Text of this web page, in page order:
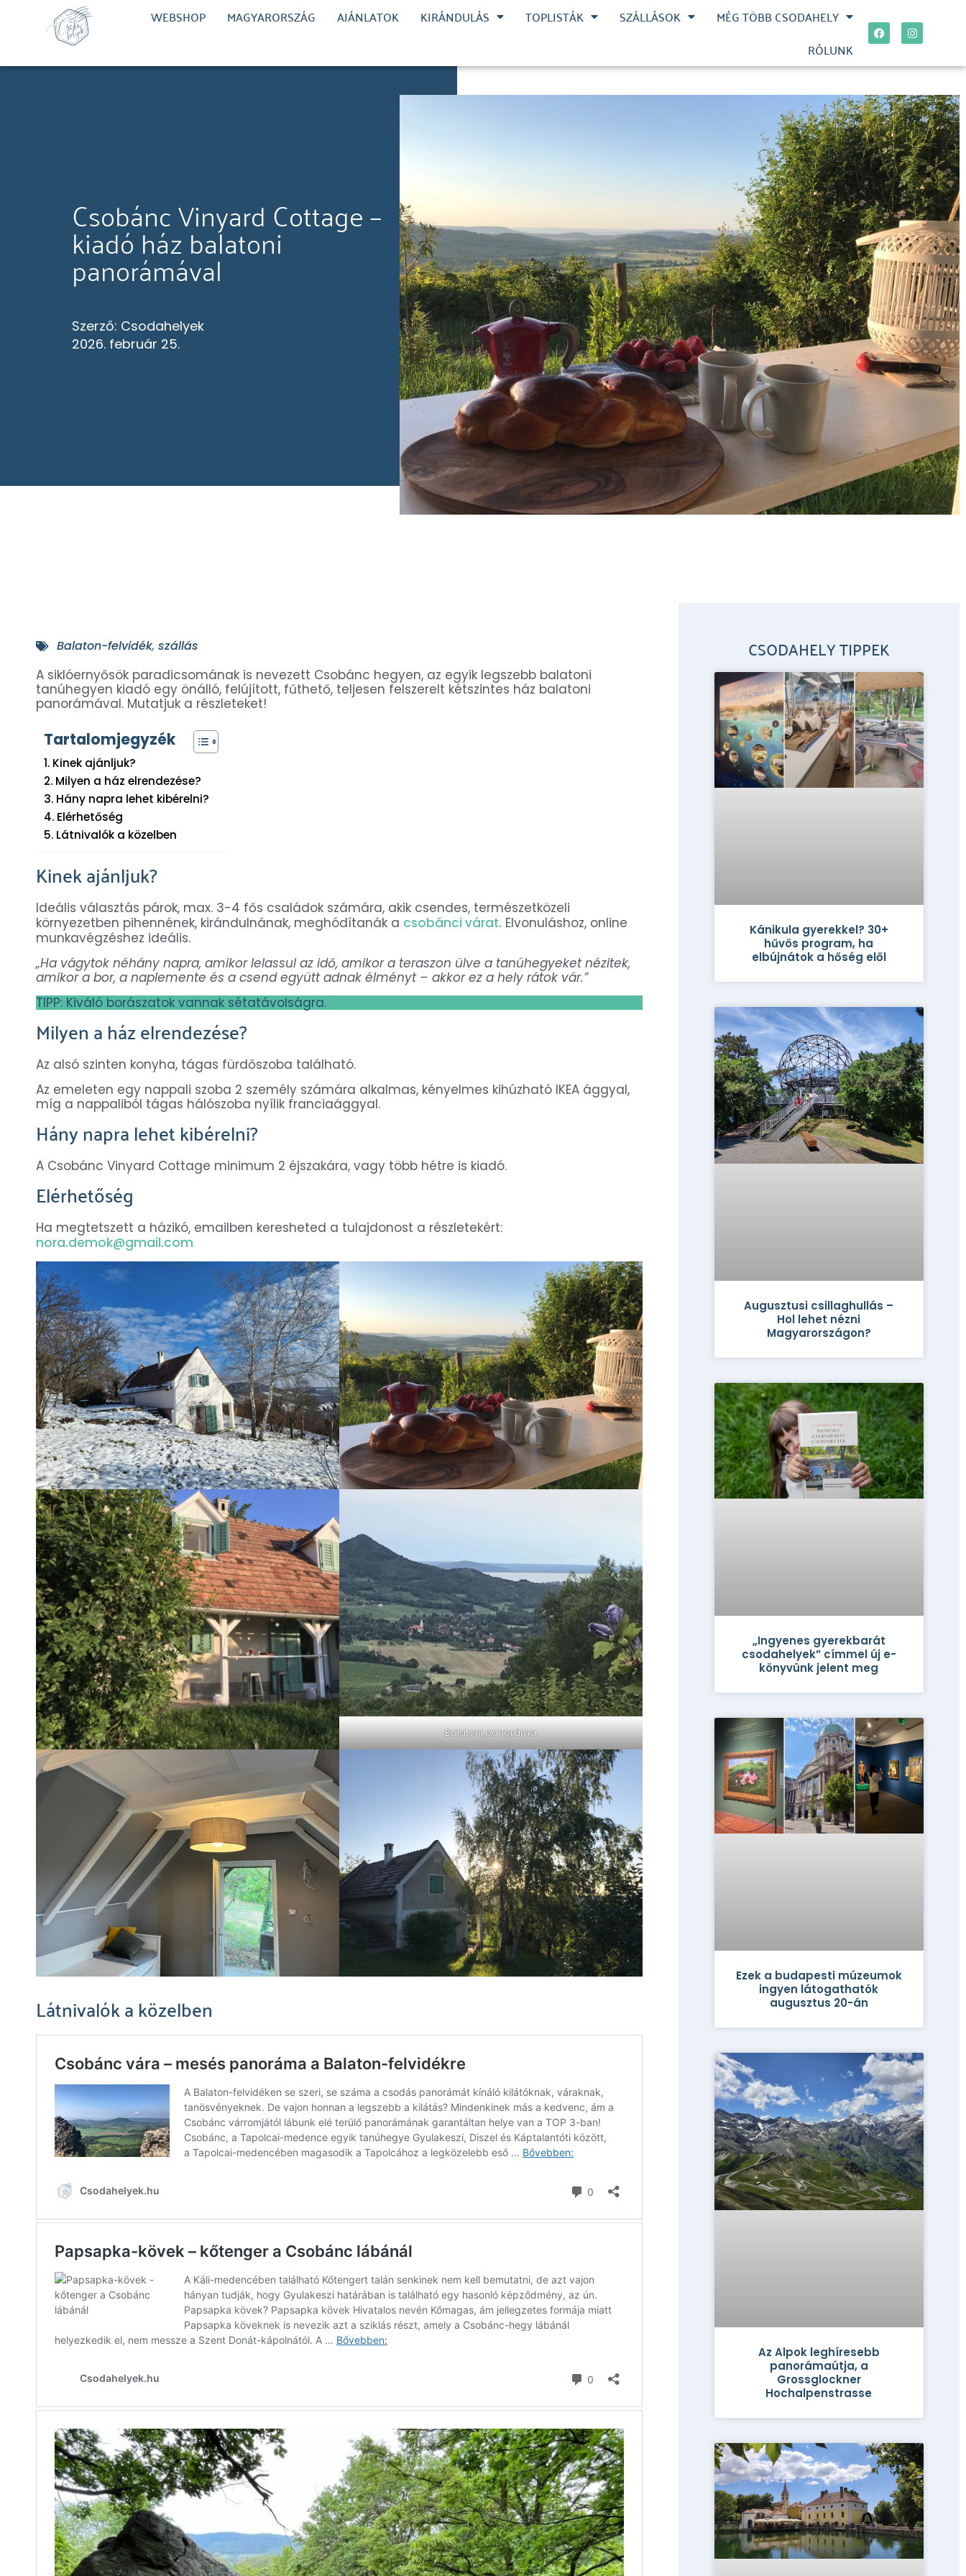
WEBSHOP MAGYARORSZÁG AJÁNLATOK KIRÁNDULÁS TOPLISTÁK SZÁLLÁSOK
MÉG TÖBB CSODAHELY
RÓLUNK
Csobánc Vinyard Cottage –
kiadó ház balatoni
panorámával
Szerző: Csodahelyek
2026. február 25.
Balaton-felvidék, szállás
A siklóernyősök paradicsomának is nevezett Csobánc hegyen, az egyik legszebb balatoni
tanúhegyen kiadó egy önálló, felújított, fűthető, teljesen felszerelt kétszintes ház balatoni
panorámával. Mutatjuk a részleteket!
Tartalomjegyzék
Kinek ajánljuk?
Milyen a ház elrendezése?
Hány napra lehet kibérelni?
Elérhetőség
Látnivalók a közelben
Kinek ajánljuk?
Ideális választás párok, max. 3-4 fős családok számára, akik csendes, természetközeli
környezetben pihennének, kirándulnának, meghódítanák a csobánci várat. Elvonuláshoz, online
munkavégzéshez ideális.
„Ha vágytok néhány napra, amikor lelassul az idő, amikor a teraszon ülve a tanúhegyeket nézitek,
amikor a bor, a naplemente és a csend együtt adnak élményt – akkor ez a hely rátok vár.”
TIPP: Kiváló borászatok vannak sétatávolságra.
Milyen a ház elrendezése?
Az alsó szinten konyha, tágas fürdőszoba található.
Az emeleten egy nappali szoba 2 személy számára alkalmas, kényelmes kihúzható IKEA ággyal,
míg a nappaliból tágas hálószoba nyílik franciaággyal.
Hány napra lehet kibérelni?
A Csobánc Vinyard Cottage minimum 2 éjszakára, vagy több hétre is kiadó.
Elérhetőség
Ha megtetszett a házikó, emailben keresheted a tulajdonost a részletekért:
nora.demok@gmail.com
Balatoni panoráma
Látnivalók a közelben
CSODAHELY TIPPEK
Kánikula gyerekkel? 30+
hűvös program, ha
elbújnátok a hőség elől
Augusztusi csillaghullás –
Hol lehet nézni
Magyarországon?
„Ingyenes gyerekbarát
csodahelyek” címmel új e-
könyvünk jelent meg
Ezek a budapesti múzeumok
ingyen látogathatók
augusztus 20-án
Az Alpok leghíresebb
panorámaútja, a
Grossglockner
Hochalpenstrasse